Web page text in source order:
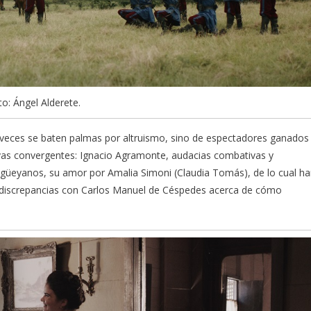
Ángel Alderete.
se baten palmas por altruismo, sino de espectadores ganados
convergentes: Ignacio Agramonte, audacias combativas y
su amor por Amalia Simoni (Claudia Tomás), de lo cual
con Carlos Manuel de Céspedes acerca de cómo